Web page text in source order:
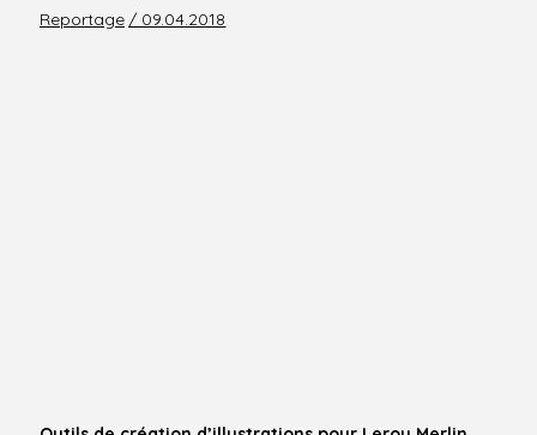
Reportage / 09.04.2018